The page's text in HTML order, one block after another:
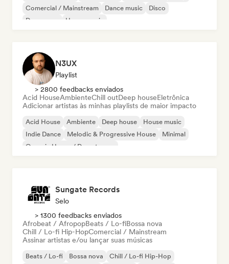
Comercial / Mainstream
Dance music
Disco
Dream pop
House music
N3UX
Playlist
> 2800 feedbacks enviados
Acid HouseAmbienteChill outDeep houseEletrônica
Adicionar artistas às minhas playlists de maior impacto
Acid House Ambiente Deep house
House music
Indie Dance
Melodic & Progressive House
Minimal
Organic House / Downtempo
Sungate Records
Selo
> 1300 feedbacks enviados
Afrobeat / AfropopBeats / Lo-fiBossa nova
Chill / Lo-fi Hip-HopComercial / Mainstream
Assinar artistas e/ou lançar suas músicas
Beats / Lo-fi Bossa nova
Chill / Lo-fi Hip-Hop